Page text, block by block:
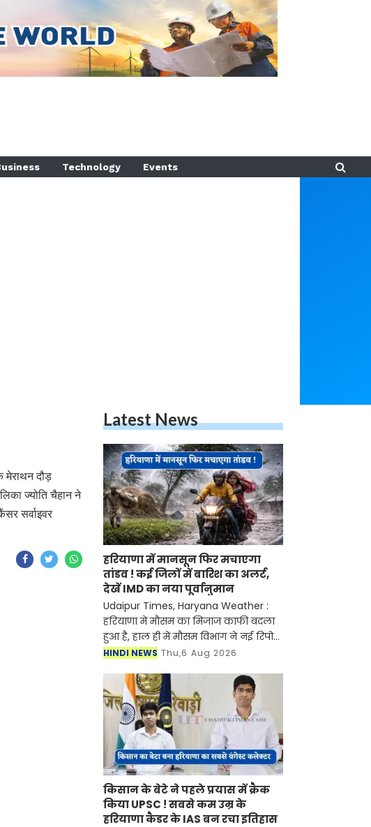
Technology Events
मेराथन दौड़
ज्योति चैहान ने
सर्वाइवर
Latest News
हरियाणा में मानसून फिर मचाएगा
तांडव ! कई जिलों में बारिश का अलर्ट,
देखें IMD का नया पूर्वानुमान
Udaipur Times, Haryana Weather :
हरियाणा में मौसम का मिजाज काफी बदला
हुआ है, हाल ही में मौसम विभाग ने नई रिपोर्ट
जारी करते हुए बताया है की प्रदेश में मानसून
HINDI NEWS Thu,6 Aug 2026
किसान के बेटे ने पहले प्रयास में क्रैक
किया UPSC ! सबसे कम उम्र के
हरियाणा कैडर के IAS बन रचा इतिहास